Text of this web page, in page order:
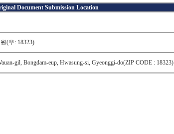
Document Submission Location
(우: 18323)
gil, Bongdam-eup, Hwasung-si, Gyeonggi-do(ZIP CODE : 18323)